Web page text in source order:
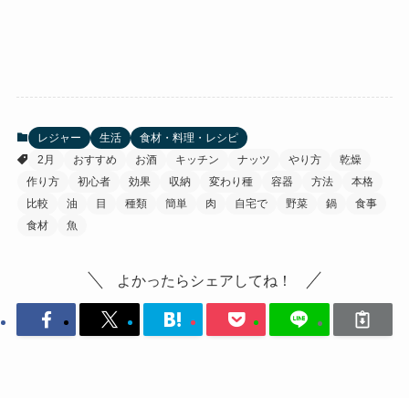
レジャー 生活
食材・料理・レシピ
2月
おすすめ お酒 キッチン ナッツ やり方
乾燥
作り方
初心者 効果 収納 変わり種 容器 方法
本格
比較
油 目 種類 簡単 肉 自宅で 野菜 鍋
食事
食材
魚
よかったらシェアしてね！